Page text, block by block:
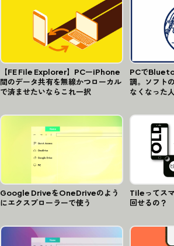
【FE File Explorer】PCーiPhone
間のデータ共有を無線かつローカル
で済ませたいならこれ一択
PCで
調。ソフト
なくなった
Google DriveをOneDriveのよう
にエクスプローラーで使う
Tileってス
回せるの？